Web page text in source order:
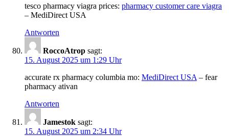
tesco pharmacy viagra prices: pharmacy customer care viagra
– MediDirect USA
Antworten
RoccoAtrop sagt:
15. August 2025 um 1:29 Uhr
accurate rx pharmacy columbia mo: MediDirect USA – fear
pharmacy ativan
Antworten
Jamestok sagt:
15. August 2025 um 2:34 Uhr